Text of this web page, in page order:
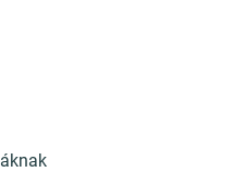
- Asterix 28.